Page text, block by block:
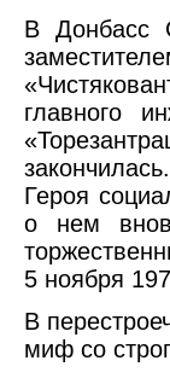
В Донбасс
главного
Героя
о нем
5 ноября
В
миф со